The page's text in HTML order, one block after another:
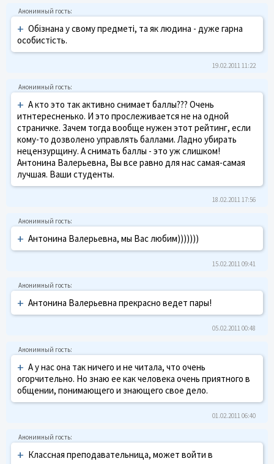
+ Обізнана у свому предметі, та як людина - дуже гарна
особистість.
19.02.2011 11:22
+ А кто это так активно снимает баллы??? Очень
итнтересненько. И это прослеживается не на одной
страничке. Зачем тогда вообще нужен этот рейтинг, если
кому-то дозволено управлять баллами. Ладно убирать
нецензурщину. А снимать баллы - это уж слишком!
Антонина Валерьевна, Вы все равно для нас самая-самая
лучшая. Ваши студенты.
18.02.2011 17:56
+ Антонина Валерьевна, мы Вас любим)))))))
15.02.2011 09:41
+ Антонина Валерьевна прекрасно ведет пары!
05.02.2011 00:48
+ А у нас она так ничего и не читала, что очень
огорчительно. Но знаю ее как человека очень приятного в
общении, понимающего и знающего свое дело.
01.02.2011 06:40
+ Классная преподавательница, может войти в